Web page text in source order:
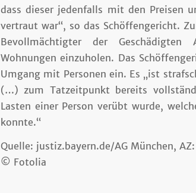
dass dieser jedenfalls mit den Preisen
vertraut war“, so das Schöffengericht.
Bevollmächtigter der
Wohnungen einzuholen. Das
Umgang mit Personen ein. Es „ist
(…) zum Tatzeitpunkt bereits
Lasten einer Person verübt wurde,
konnte.“
Quelle: justiz.bayern.de/AG München,
© Fotolia